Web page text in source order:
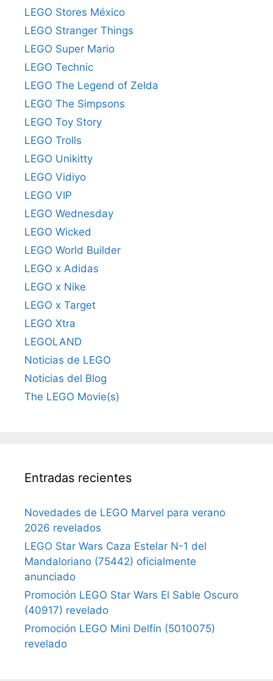
LEGO Stores México
LEGO Stranger Things
LEGO Super Mario
LEGO Technic
LEGO The Legend of Zelda
LEGO The Simpsons
LEGO Toy Story
LEGO Trolls
LEGO Unikitty
LEGO Vidiyo
LEGO VIP
LEGO Wednesday
LEGO Wicked
LEGO World Builder
LEGO x Adidas
LEGO x Nike
LEGO x Target
LEGO Xtra
LEGOLAND
Noticias de LEGO
Noticias del Blog
The LEGO Movie(s)
Entradas recientes
Novedades de LEGO Marvel para verano
2026 revelados
LEGO Star Wars Caza Estelar N-1 del
Mandaloriano (75442) oficialmente
anunciado
Promoción LEGO Star Wars El Sable Oscuro
(40917) revelado
Promoción LEGO Mini Delfín (5010075)
revelado